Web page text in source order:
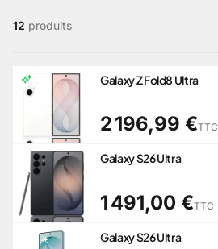
12 produits
Galaxy Z Fold8 Ultra
2 196,99 €TTC
Galaxy S26 Ultra
1 491,00 €TTC
Galaxy S26 Ultra